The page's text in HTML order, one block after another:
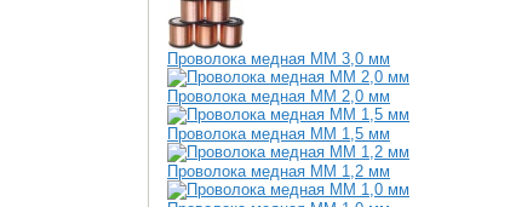
Проволока медная ММ 3,0 мм
Проволока медная ММ 2,0 мм
Проволока медная ММ 1,5 мм
Проволока медная ММ 1,2 мм